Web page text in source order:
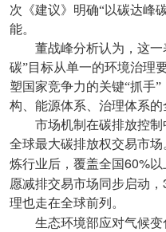
次《建议》明确“以碳达峰
能。
董战峰分析认为，这
碳”目标从单一的环境治理
塑国家竞争力的关键“抓手
构、能源体系、治理体系的
市场机制在碳排放控
全球最大碳排放权交易市
炼行业后，覆盖全国60%
愿减排交易市场同步启动，
理也走在全球前列。
生态环境部应对气候